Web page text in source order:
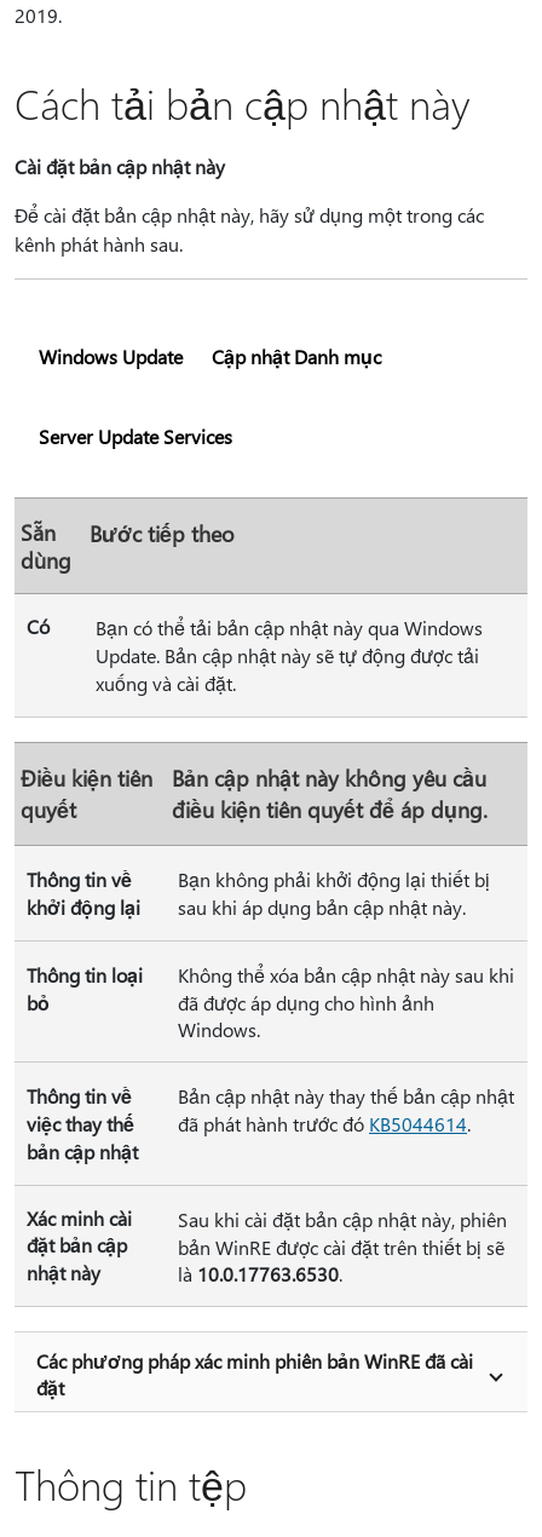
2019.
Cách tải bản cập nhật này
Cài đặt bản cập nhật này
Để cài đặt bản cập nhật này, hãy sử dụng một trong các
kênh phát hành sau.
Windows Update Cập nhật Danh mục
Server Update Services
Sẵn
dùng
Bước tiếp theo
Có
Bạn có thể tải bản cập nhật này qua Windows
Update. Bản cập nhật này sẽ tự động được tải
xuống và cài đặt.
Điều kiện tiên
quyết
Bản cập nhật này không yêu cầu
điều kiện tiên quyết để áp dụng.
Thông tin về
khởi động lại
Bạn không phải khởi động lại thiết bị
sau khi áp dụng bản cập nhật này.
Thông tin loại
bỏ
Không thể xóa bản cập nhật này sau khi
đã được áp dụng cho hình ảnh
Windows.
Thông tin về
việc thay thế
bản cập nhật
Bản cập nhật này thay thế bản cập nhật
đã phát hành trước đó KB5044614.
Xác minh cài
đặt bản cập
nhật này
Sau khi cài đặt bản cập nhật này, phiên
bản WinRE được cài đặt trên thiết bị sẽ
là 10.0.17763.6530.
Các phương pháp xác minh phiên bản WinRE đã cài
đặt
Thông tin tệp